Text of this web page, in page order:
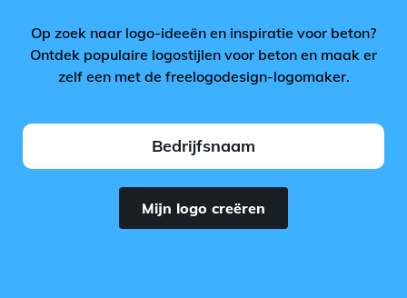
Op zoek naar logo-ideeën en inspiratie voor beton?
Ontdek populaire logostijlen voor beton en maak er
zelf een met de freelogodesign-logomaker.
Mijn logo creëren